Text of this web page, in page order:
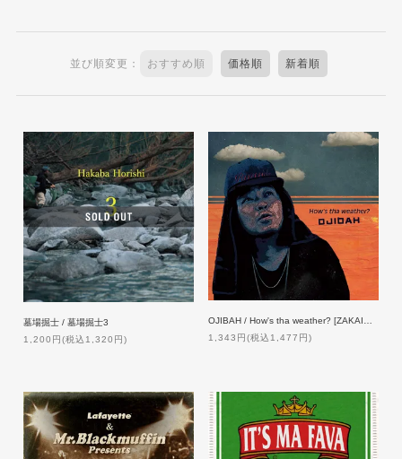
並び順変更： おすすめ順 価格順 新着順
墓場掘士 / 墓場掘士3
1,200円(税込1,320円)
1,343円(税込1,477円)